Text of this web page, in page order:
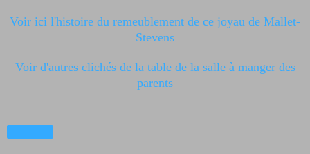
Voir ici l'histoire du remeublement de ce joyau de Mallet-
Stevens
Voir d'autres clichés de la table de la salle à manger des
parents